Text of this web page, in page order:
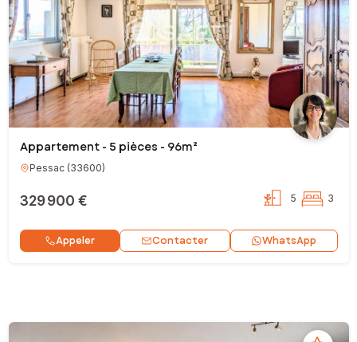
Appartement - 5 pièces - 96m²
Pessac(33600)
329 900 € 5 3
Appeler Contacter WhatsApp